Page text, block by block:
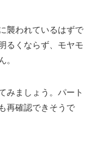
襲われているはずで
るくならず、モヤモ
。
みましょう。パート
再確認できそうで